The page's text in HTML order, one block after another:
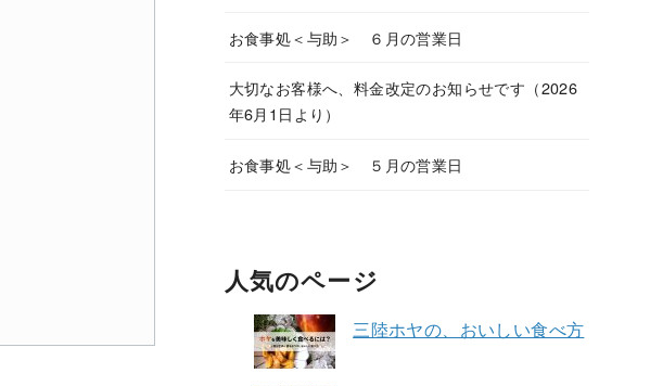
お食事処＜与助＞ ６月の営業日
大切なお客様へ、料金改定のお知らせです（2026
年6月1日より）
お食事処＜与助＞ ５月の営業日
人気のページ
三陸ホヤの、おいしい食べ方